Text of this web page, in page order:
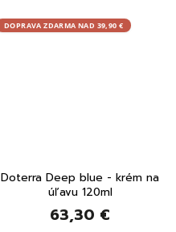
DOPRAVA ZDARMA NAD 39,90 €
Doterra Deep blue - krém na
úľavu 120ml
63,30 €